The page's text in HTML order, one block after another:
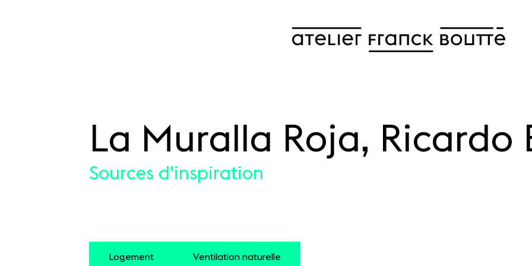
SKIP TO CONTENTLa Muralla Roja, Ricardo
Sources d'inspiration
Logement Ventilation naturelle